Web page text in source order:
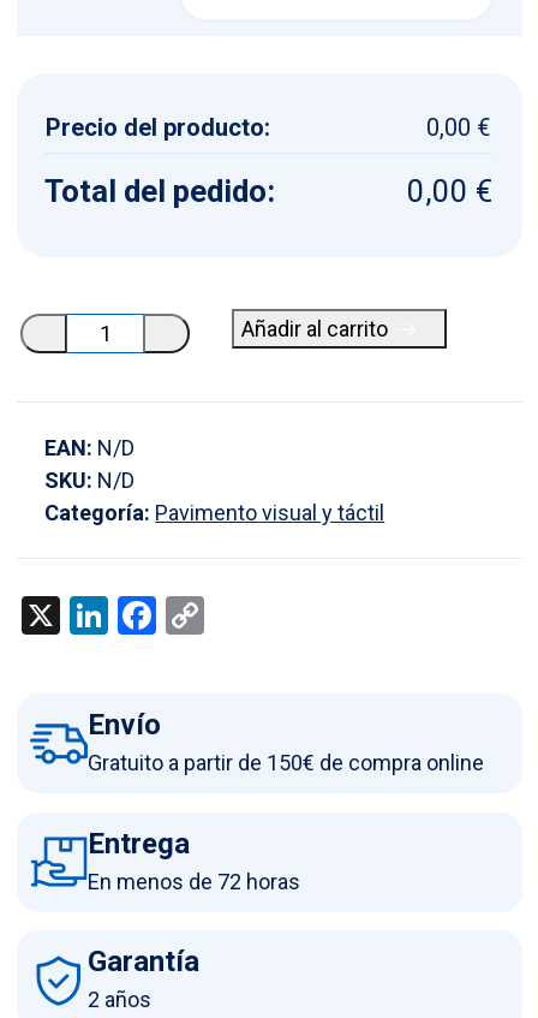
Precio del producto: 0,00 €
Total del pedido: 0,00 €
Añadir al carrito
Plantilla
con
fácil
instalación
color
cantidad
EAN: N/D
SKU: N/D
Categoría: Pavimento visual y táctil
X LinkedInFacebook
Envío
Gratuito a partir de 150€ de compra online
Entrega
En menos de 72 horas
Garantía
2 años